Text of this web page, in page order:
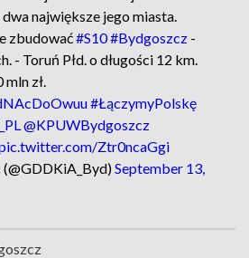
największe jego miasta.
zbudować#S10#Bydgoszcz -
- Toruń Płd. o długości 12 km.
zł.
#ŁączymyPolskę
@KPUWBydgoszcz
Ztr0ncaGgi
September 13,